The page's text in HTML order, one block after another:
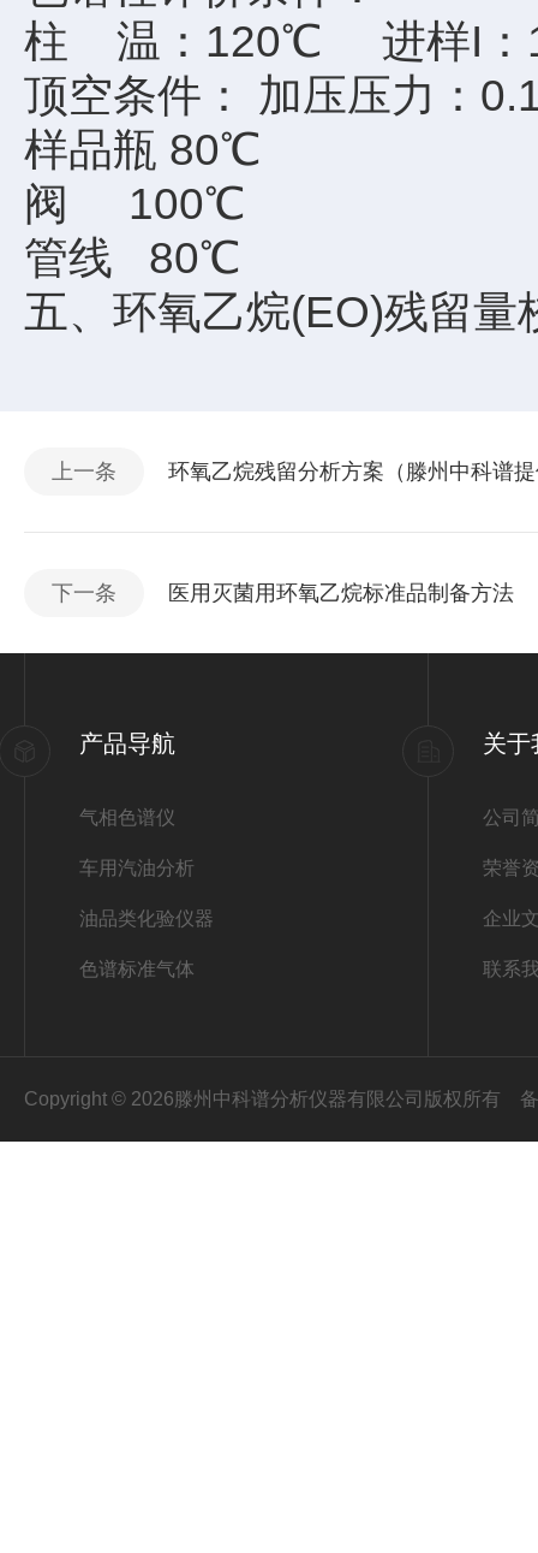
柱 温：120℃ 进样I：
顶空条件： 加压压力：
样品瓶 80℃
阀 100℃
管线 80℃
五、环氧乙烷(EO)残留量
上一条 环氧乙烷残留分析方案（滕州中科谱
下一条 医用灭菌用环氧乙烷标准品制备方法
产品导航
气相色谱仪
车用汽油分析
油品类化验仪器
色谱标准气体
关于
公司
荣誉
企业
联系
Copyright © 2026滕州中科谱分析仪器有限公司版权所有